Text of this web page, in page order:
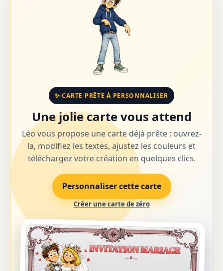
✨ CARTE PRÊTE À PERSONNALISER
Une jolie carte vous attend
Léo vous propose une carte déjà prête : ouvrez-
la, modifiez les textes, ajustez les couleurs et
téléchargez votre création en quelques clics.
Personnaliser cette carte
Créer une carte de zéro